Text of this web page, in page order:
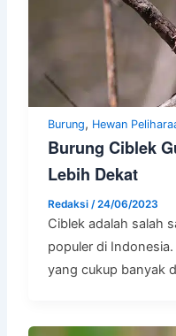
Burung, Hewan
Burung Ciblek
Lebih Dekat
Redaksi/24/06/2023
Ciblek adalah salah
populer di
yang cukup banyak